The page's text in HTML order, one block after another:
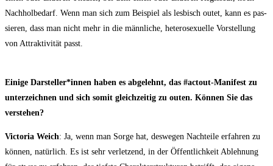
Nach­hol­be­darf. Wenn man sich zum Bei­spiel als les­bisch outet, kann es pas­
sie­ren, dass man nicht mehr in die männ­li­che, hete­ro­se­xu­el­le Vor­stel­lung
von Attrak­ti­vi­tät passt.
Eini­ge Darsteller*innen haben es abge­lehnt, das #actout-Mani­fest zu
unter­zeich­nen und sich somit gleich­zei­tig zu outen. Kön­nen Sie das
verstehen?
Vic­to­ria Weich: Ja, wenn man Sor­ge hat, des­we­gen Nach­tei­le erfah­ren zu
kön­nen, natür­lich. Es ist sehr ver­let­zend, in der Öffent­lich­keit Ableh­nung